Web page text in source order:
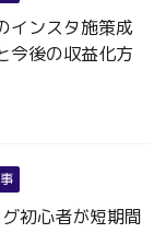
インスタ施策成
今後の収益化方
初心者が短期間